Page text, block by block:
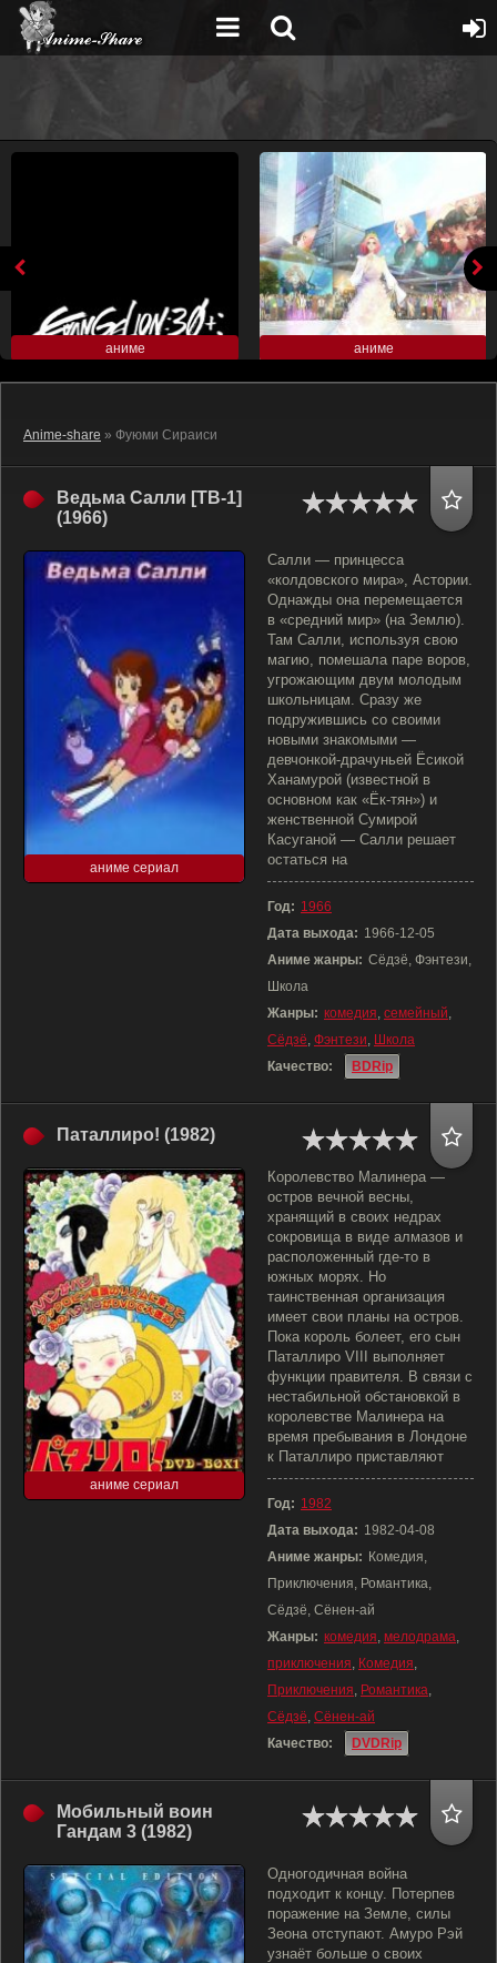
аниме аниме
Anime-share » Фуюми Сираиси
Ведьма Салли [ТВ-1]
(1966)
аниме сериал
Салли — принцесса
«колдовского мира», Астории.
Однажды она перемещается
в «средний мир» (на Землю).
Там Салли, используя свою
магию, помешала паре воров,
угрожающим двум молодым
школьницам. Сразу же
подружившись со своими
новыми знакомыми —
девчонкой-драчуньей Ёсикой
Ханамурой (известной в
основном как «Ёк-тян») и
женственной Сумирой
Касуганой — Салли решает
остаться на
Год: 1966
Дата выхода: 1966-12-05
Аниме жанры: Сёдзё, Фэнтези,
Школа
Жанры: комедия, семейный,
Сёдзё, Фэнтези, Школа
Качество:
BDRip
Паталлиро! (1982)
аниме сериал
Королевство Малинера —
остров вечной весны,
хранящий в своих недрах
сокровища в виде алмазов и
расположенный где-то в
южных морях. Но
таинственная организация
имеет свои планы на остров.
Пока король болеет, его сын
Паталлиро VIII выполняет
функции правителя. В связи с
нестабильной обстановкой в
королевстве Малинера на
время пребывания в Лондоне
к Паталлиро приставляют
Год: 1982
Дата выхода: 1982-04-08
Аниме жанры: Комедия,
Приключения, Романтика,
Сёдзё, Сёнен-ай
Жанры: комедия, мелодрама,
приключения, Комедия,
Приключения, Романтика,
Сёдзё, Сёнен-ай
Качество:
DVDRip
Мобильный воин
Гандам 3 (1982)
Одногодичная война
подходит к концу. Потерпев
поражение на Земле, силы
Зеона отступают. Амуро Рэй
узнаёт больше о своих